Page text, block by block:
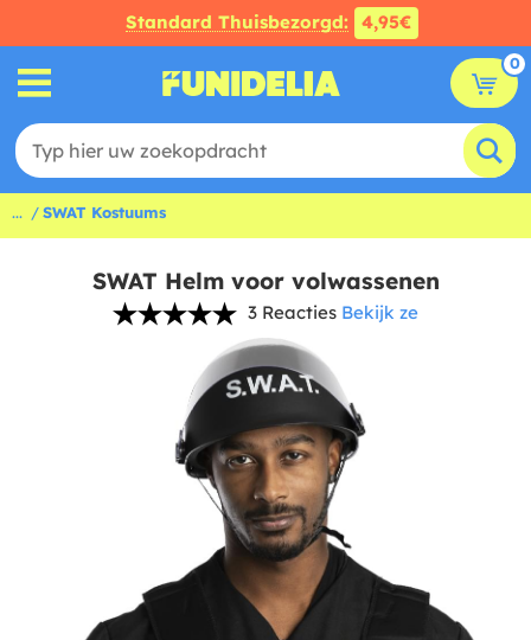
Standard Thuisbezorgd: 4,95€
0
... SWAT Kostuums
SWAT Helm voor volwassenen
3 Reacties Bekijk ze